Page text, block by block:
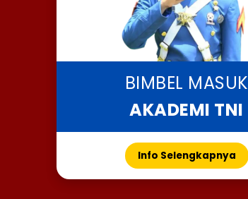
BIMBEL MASUK
AKADEMI TNI
Info Selengkapnya